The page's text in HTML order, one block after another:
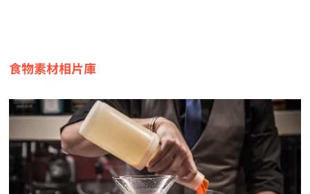
食物素材相片庫